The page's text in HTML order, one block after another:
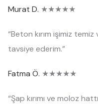
Murat D. ★★★★★
“Beton kırım işimiz temiz
tavsiye ederim.”
Fatma Ö. ★★★★★
“Şap kırımı ve moloz